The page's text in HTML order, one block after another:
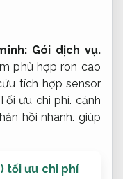
Gói dịch vụ.
phù hợp ron cao
tích hợp sensor
Tối ưu chi phí. cảnh
hồi nhanh. giúp
tối ưu chi phí